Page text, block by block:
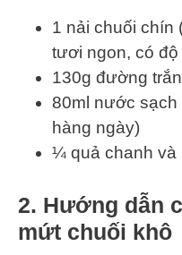
1 nải chuối chín
tươi ngon, có
130g đường
80ml nước sạch
hàng ngày)
¼ quả chanh và
2. Hướng dẫn
mứt chuối khô